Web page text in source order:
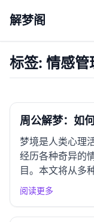
解梦阁
标签: 情感管
周公解梦：如
梦境是人类心理
经历各种奇异的
目。本文将从多
析，帮助我们更
德理论解析 弗洛
阅读更多